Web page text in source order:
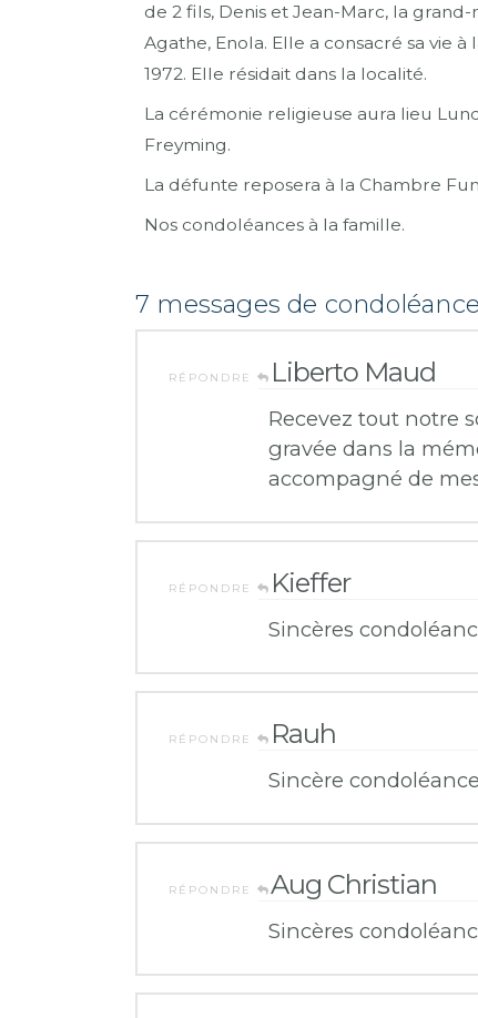
de 2 fils, Denis et Jean-Marc, la
Agathe, Enola. Elle a consacré sa vie
1972. Elle résidait dans la localité.
La cérémonie religieuse aura lieu
Freyming.
La défunte reposera à la Chambre
Nos condoléances à la famille.
7 messages de
RÉPONDRE Liberto Maud
Recevez tout notre
gravée dans la
accompagné de
RÉPONDRE Kieffer
Sincères
RÉPONDRE Rauh
Sincère
RÉPONDRE Aug Christian
Sincères